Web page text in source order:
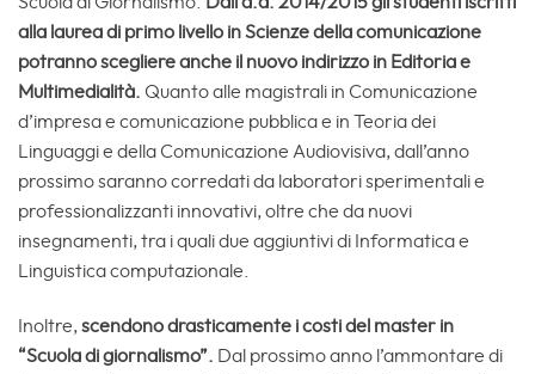
alla laurea di primo livello in Scienze della comunicazione
potranno scegliere anche il nuovo indirizzo in Editoria e
Multimedialità. Quanto alle magistrali in Comunicazione
d’impresa e comunicazione pubblica e in Teoria dei
Linguaggi e della Comunicazione Audiovisiva, dall’anno
prossimo saranno corredati da laboratori sperimentali e
professionalizzanti innovativi, oltre che da nuovi
insegnamenti, tra i quali due aggiuntivi di Informatica e
Linguistica computazionale.
Inoltre, scendono drasticamente i costi del master in
“Scuola di giornalismo”. Dal prossimo anno l’ammontare di